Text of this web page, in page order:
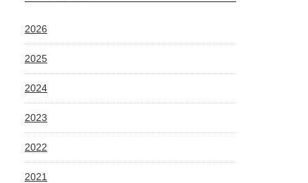
2026
2025
2024
2023
2022
2021